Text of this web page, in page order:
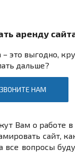
аренду
это выгодно,
дальше?
НАМ
Вам о работе
сайт,
все вопросы